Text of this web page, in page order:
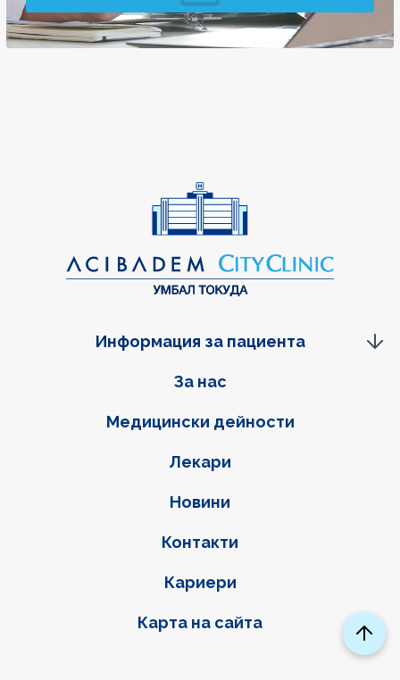
Фуутер навигация
За нас
Медицински дейности
Лекари
Новини
Контакти
Кариери
Карта на сайта
Информация за пациента